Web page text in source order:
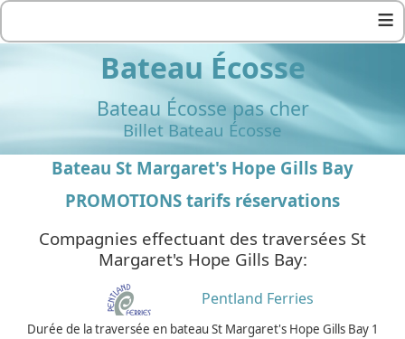
≡
Bateau Écosse
Bateau Écosse pas cher
Billet Bateau Écosse
Bateau St Margaret's Hope Gills Bay
PROMOTIONS tarifs réservations
Compagnies effectuant des traversées St
Margaret's Hope Gills Bay:
Pentland Ferries
Durée de la traversée en bateau St Margaret's Hope Gills Bay 1